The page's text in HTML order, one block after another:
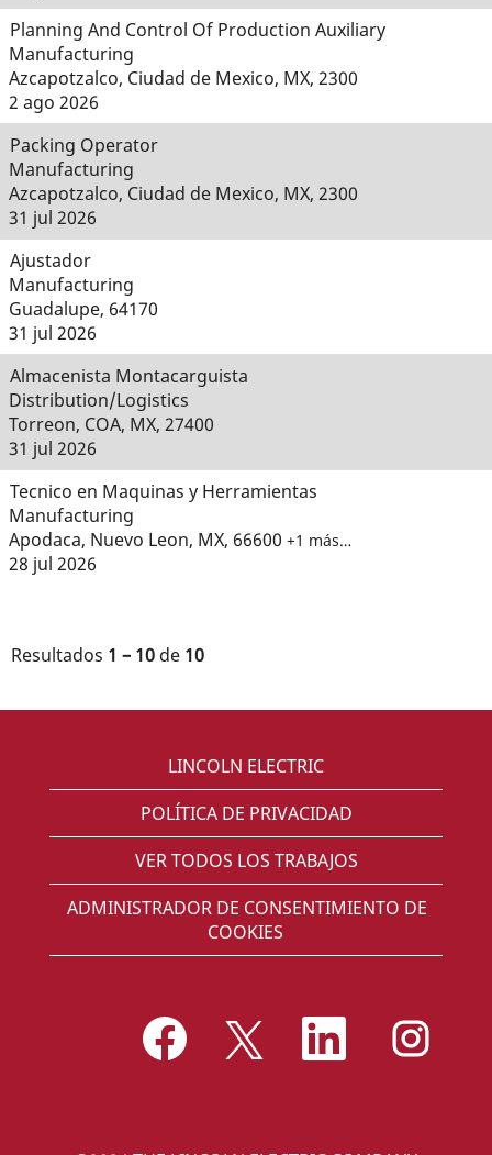
Planning And Control Of Production Auxiliary
Manufacturing
Azcapotzalco, Ciudad de Mexico, MX, 2300
2 ago 2026
Packing Operator
Manufacturing
Azcapotzalco, Ciudad de Mexico, MX, 2300
31 jul 2026
Ajustador
Manufacturing
Guadalupe, 64170
31 jul 2026
Almacenista Montacarguista
Distribution/Logistics
Torreon, COA, MX, 27400
31 jul 2026
Tecnico en Maquinas y Herramientas
Manufacturing
Apodaca, Nuevo Leon, MX, 66600 +1 más…
28 jul 2026
Resultados 1 – 10 de 10
LINCOLN ELECTRIC
POLÍTICA DE PRIVACIDAD
VER TODOS LOS TRABAJOS
ADMINISTRADOR DE CONSENTIMIENTO DE
COOKIES
S
e
a
S
e
a
S
a
e
a